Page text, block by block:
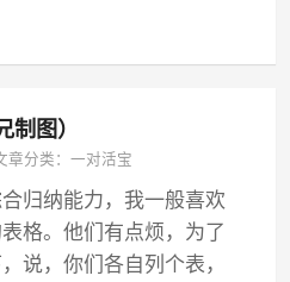
制图）
章分类：一对活宝
归纳能力，我一般喜欢
格。他们有点烦，为了
说，你们各自列个表，